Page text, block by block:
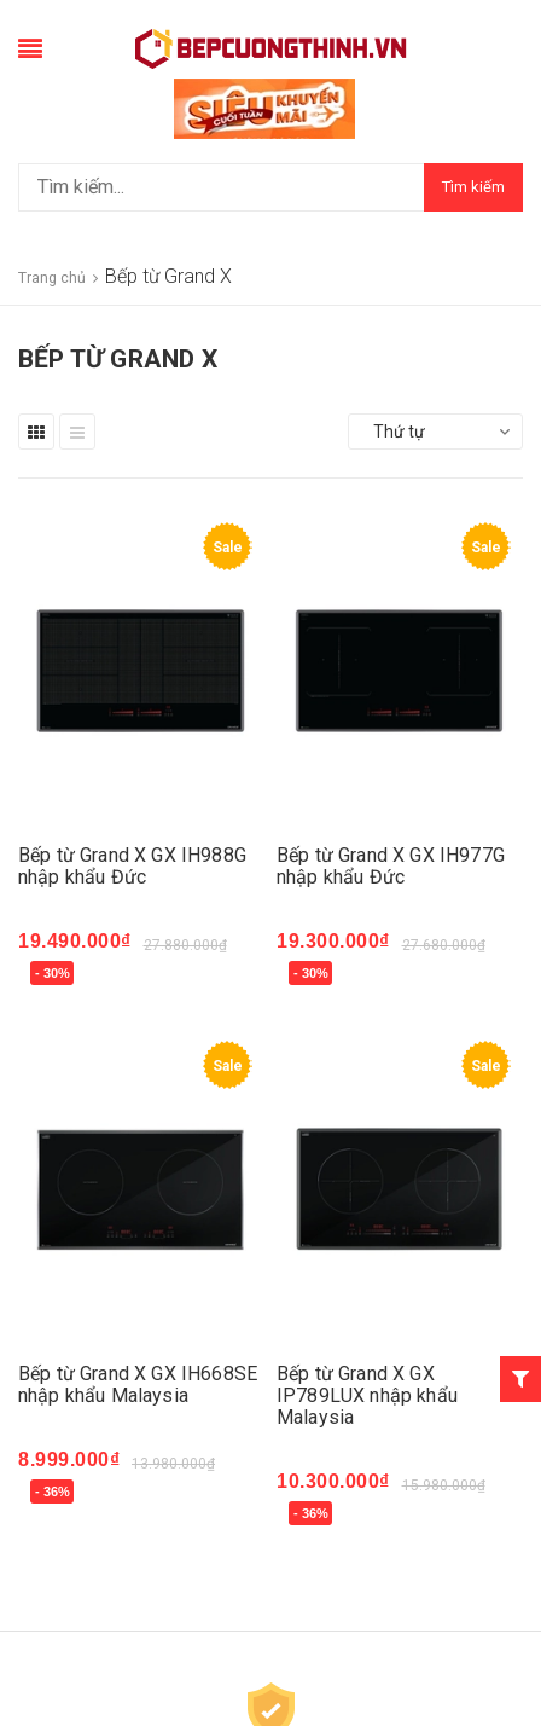
Tìm kiếm
Trang chủ Bếp từ Grand X
BẾP TỪ GRAND X
Thứ tự
Sale
Bếp từ Grand X GX IH988G
nhập khẩu Đức
19.490.000₫ 27.880.000₫
- 30%
Sale
Bếp từ Grand X GX IH977G
nhập khẩu Đức
19.300.000₫ 27.680.000₫
- 30%
Sale
Bếp từ Grand X GX IH668SE
nhập khẩu Malaysia
8.999.000₫ 13.980.000₫
- 36%
Sale
Bếp từ Grand X GX
IP789LUX nhập khẩu
Malaysia
10.300.000₫ 15.980.000₫
- 36%